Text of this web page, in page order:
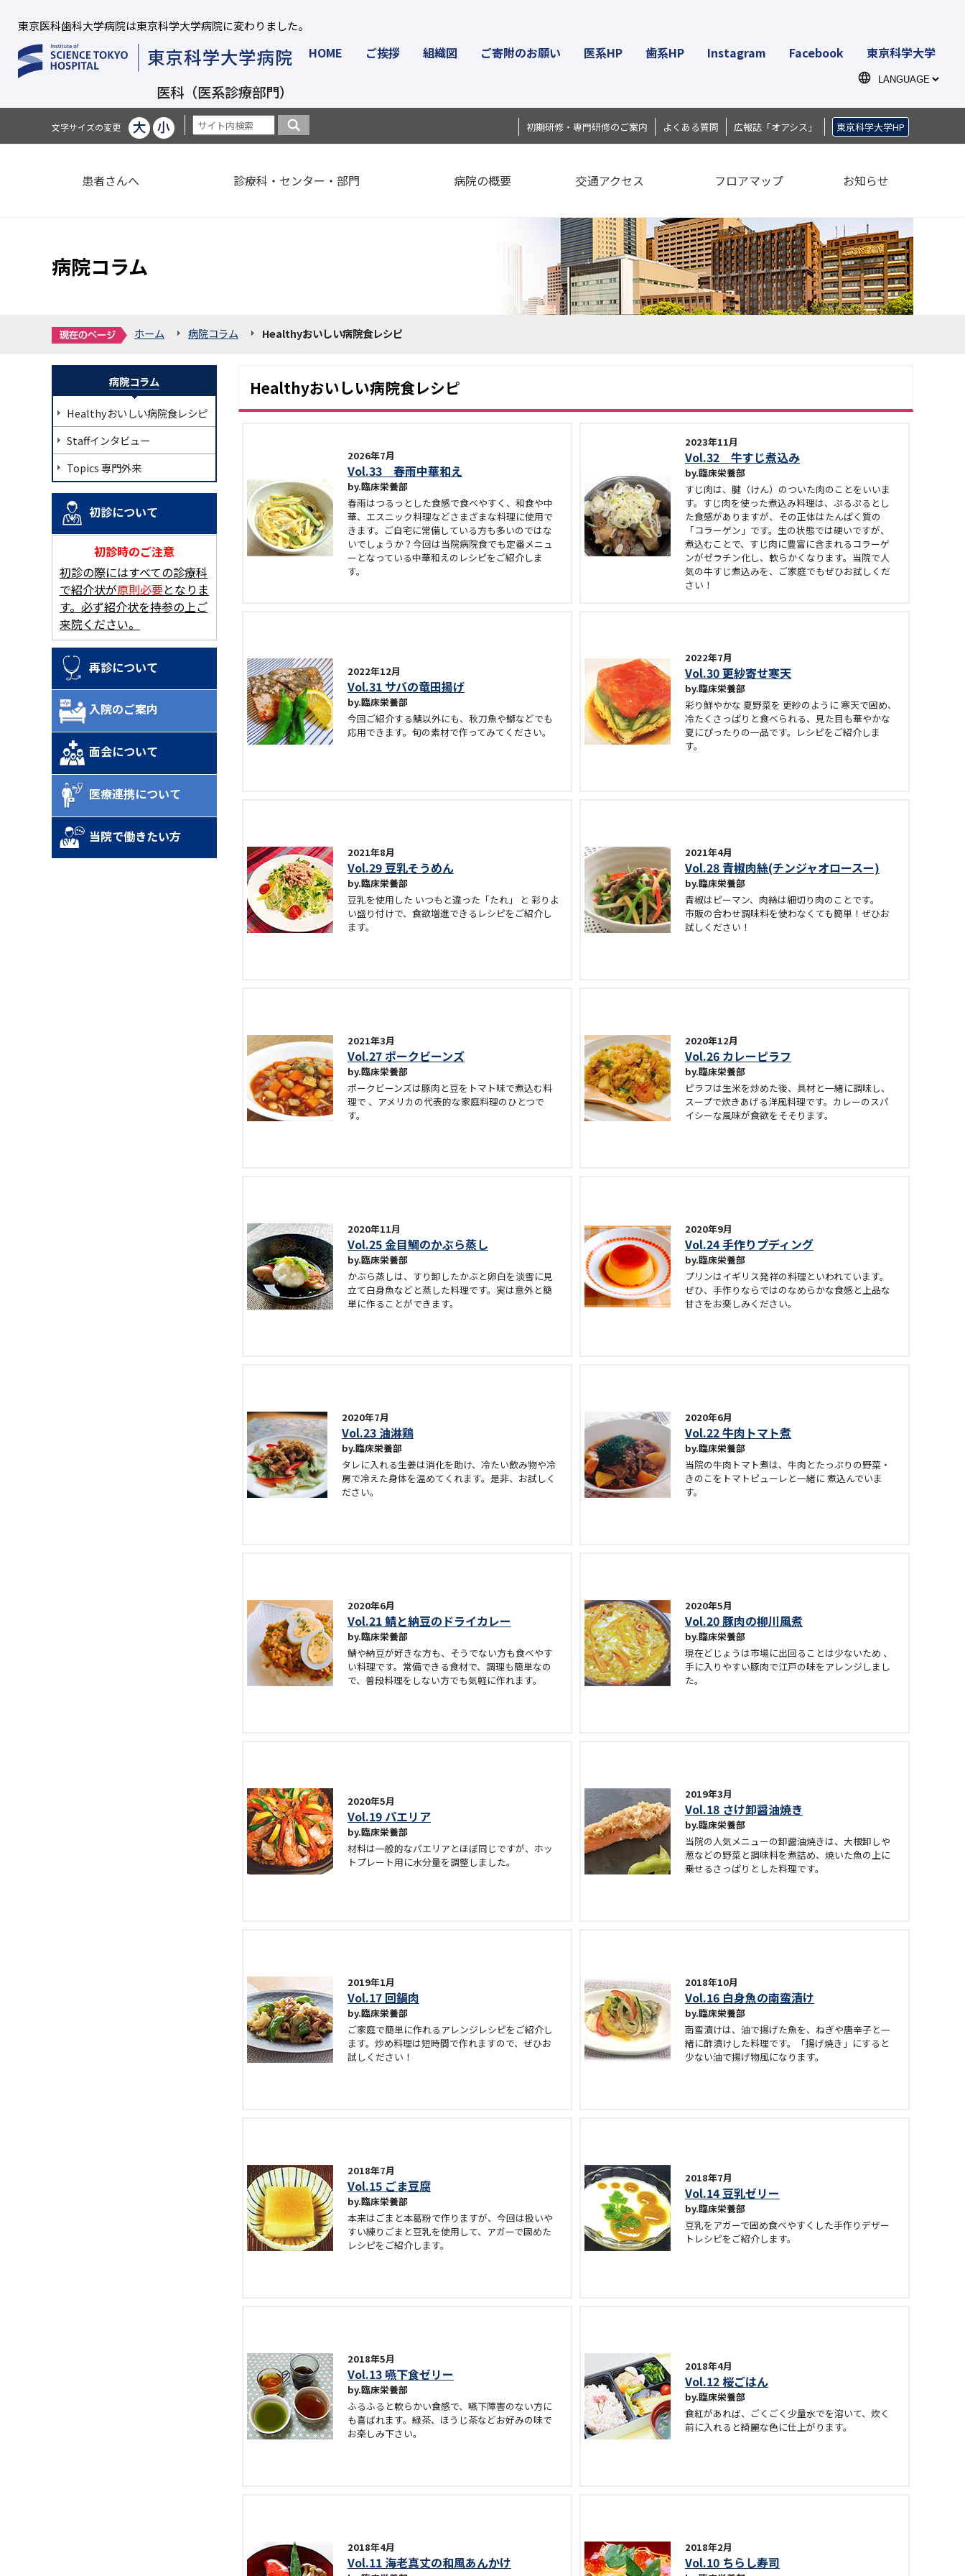
東京医科歯科大学病院は東京科学大学病院に変わりました。
医科（医系診療部門）
HOME ご挨拶 組織図 ご寄附のお願い 医系HP 歯系HP Instagram Facebook 東京科学大学
文字サイズの変更 初期研修・専門研修のご案内 よくある質問 広報誌「オアシス」 東京科学大学HP
患者さんへ 診療科・センター・部門 病院の概要 交通アクセス フロアマップ お知らせ
病院コラム
ホーム 病院コラム Healthyおいしい病院食レシピ
Healthyおいしい病院食レシピ
2026年7月
Vol.33 春雨中華和え
臨床栄養部
春雨はつるっとした食感で食べやすく、和食や中
華、エスニック料理などさまざまな料理に使用で
きます。ご自宅に常備している方も多いのではな
いでしょうか？今回は当院病院食でも定番メニュ
ーとなっている中華和えのレシピをご紹介しま
す。
2023年11月
Vol.32 牛すじ煮込み
臨床栄養部
すじ肉は、腱（けん）のついた肉のことをいいま
す。すじ肉を使った煮込み料理は、ぷるぷるとし
た食感がありますが、その正体はたんぱく質の
「コラーゲン」です。生の状態では硬いですが、
煮込むことで、すじ肉に豊富に含まれるコラーゲ
ンがゼラチン化し、軟らかくなります。当院で人
気の牛すじ煮込みを、ご家庭でもぜひお試しくだ
さい！
2022年12月
Vol.31 サバの竜田揚げ
臨床栄養部
今回ご紹介する鯖以外にも、秋刀魚や鰤などでも
応用できます。旬の素材で作ってみてください。
2022年7月
Vol.30 更紗寄せ寒天
臨床栄養部
彩り鮮やかな 夏野菜を 更紗のように 寒天で固め、
冷たくさっぱりと食べられる、見た目も華やかな
夏にぴったりの一品です。レシピをご紹介しま
す。
2021年8月
Vol.29 豆乳そうめん
臨床栄養部
豆乳を使用した いつもと違った「たれ」 と 彩りよ
い盛り付けで、食欲増進できるレシピをご紹介し
ます。
2021年4月
Vol.28 青椒肉絲(チンジャオロースー)
臨床栄養部
青椒はピーマン、肉絲は細切り肉のことです。
市販の合わせ調味料を使わなくても簡単！ぜひお
試しください！
2021年3月
Vol.27 ポークビーンズ
臨床栄養部
ポークビーンズは豚肉と豆をトマト味で煮込む料
理で 、アメリカの代表的な家庭料理のひとつで
す。
2020年12月
Vol.26 カレーピラフ
臨床栄養部
ピラフは生米を炒めた後、具材と一緒に調味し、
スープで炊きあげる洋風料理です。カレーのスパ
イシーな風味が食欲をそそります。
2020年11月
Vol.25 金目鯛のかぶら蒸し
臨床栄養部
かぶら蒸しは、すり卸したかぶと卵白を淡雪に見
立て白身魚などと蒸した料理です。実は意外と簡
単に作ることができます。
2020年9月
Vol.24 手作りプディング
臨床栄養部
プリンはイギリス発祥の料理といわれています。
ぜひ、手作りならではのなめらかな食感と上品な
甘さをお楽しみください。
2020年7月
Vol.23 油淋鶏
臨床栄養部
タレに入れる生姜は消化を助け、冷たい飲み物や冷
房で冷えた身体を温めてくれます。是非、お試しく
ださい。
2020年6月
Vol.22 牛肉トマト煮
臨床栄養部
当院の牛肉トマト煮は、牛肉とたっぷりの野菜・
きのこをトマトピューレと一緒に 煮込んでいま
す。
2020年6月
Vol.21 鯖と納豆のドライカレー
臨床栄養部
鯖や納豆が好きな方も、そうでない方も食べやす
い料理です。常備できる食材で、調理も簡単なの
で、普段料理をしない方でも気軽に作れます。
2020年5月
Vol.20 豚肉の柳川風煮
臨床栄養部
現在どじょうは市場に出回ることは少ないため 、
手に入りやすい豚肉で江戸の味をアレンジしまし
た。
2020年5月
Vol.19 パエリア
臨床栄養部
材料は一般的なパエリアとほぼ同じですが、ホッ
トプレート用に水分量を調整しました。
2019年3月
Vol.18 さけ卸醤油焼き
臨床栄養部
当院の人気メニューの卸醤油焼きは、大根卸しや
葱などの野菜と調味料を煮詰め、焼いた魚の上に
乗せるさっぱりとした料理です。
2019年1月
Vol.17 回鍋肉
臨床栄養部
ご家庭で簡単に作れるアレンジレシピをご紹介し
ます。炒め料理は短時間で作れますので、ぜひお
試しください！
2018年10月
Vol.16 白身魚の南蛮漬け
臨床栄養部
南蛮漬けは、油で揚げた魚を、ねぎや唐辛子と一
緒に酢漬けした料理です。「揚げ焼き」にすると
少ない油で揚げ物風になります。
2018年7月
Vol.15 ごま豆腐
臨床栄養部
本来はごまと本葛粉で作りますが、今回は扱いや
すい練りごまと豆乳を使用して、アガーで固めた
レシピをご紹介します。
2018年7月
Vol.14 豆乳ゼリー
臨床栄養部
豆乳をアガーで固め食べやすくした手作りデザー
トレシピをご紹介します。
2018年5月
Vol.13 嚥下食ゼリー
臨床栄養部
ふるふると軟らかい食感で、嚥下障害のない方に
も喜ばれます。緑茶、ほうじ茶などお好みの味で
お楽しみ下さい。
2018年4月
Vol.12 桜ごはん
臨床栄養部
食紅があれば、ごくごく少量水でを溶いて、炊く
前に入れると綺麗な色に仕上がります。
2018年4月
Vol.11 海老真丈の和風あんかけ
2018年2月
Vol.10 ちらし寿司
病院コラム
Healthyおいしい病院食レシピ
Staffインタビュー
Topics 専門外来
初診について
初診時のご注意
初診の際にはすべての診療科
で紹介状が原則必要となりま
す。必ず紹介状を持参の上ご
来院ください。
再診について
入院のご案内
面会について
医療連携について
当院で働きたい方